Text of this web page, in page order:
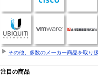
その他、多数のメーカー商品を取り
注目の商品